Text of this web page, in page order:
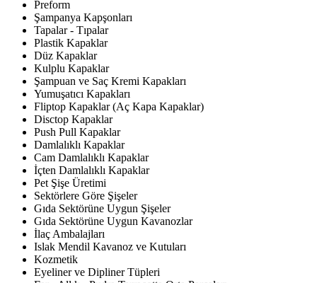
Preform
Şampanya Kapşonları
Tapalar - Tıpalar
Plastik Kapaklar
Düz Kapaklar
Kulplu Kapaklar
Şampuan ve Saç Kremi Kapakları
Yumuşatıcı Kapakları
Fliptop Kapaklar (Aç Kapa Kapaklar)
Disctop Kapaklar
Push Pull Kapaklar
Damlalıklı Kapaklar
Cam Damlalıklı Kapaklar
İçten Damlalıklı Kapaklar
Pet Şişe Üretimi
Sektörlere Göre Şişeler
Gıda Sektörüne Uygun Şişeler
Gıda Sektörüne Uygun Kavanozlar
İlaç Ambalajları
Islak Mendil Kavanoz ve Kutuları
Kozmetik
Eyeliner ve Dipliner Tüpleri